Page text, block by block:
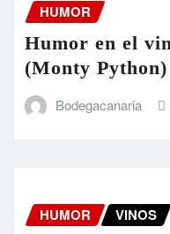
HUMOR
Humor en el
(Monty Python)
Bodegacanaria
HUMOR VINOS